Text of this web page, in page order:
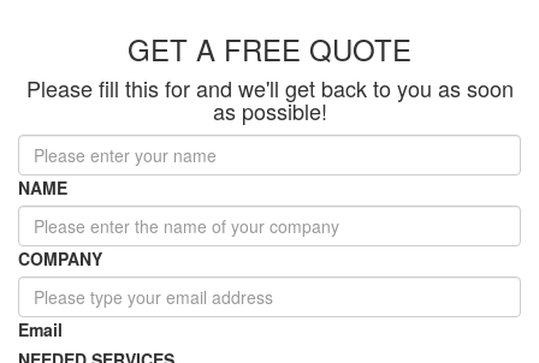
GET A FREE QUOTE
Please fill this for and we'll get back to you as soon
as possible!
NAME
COMPANY
Email